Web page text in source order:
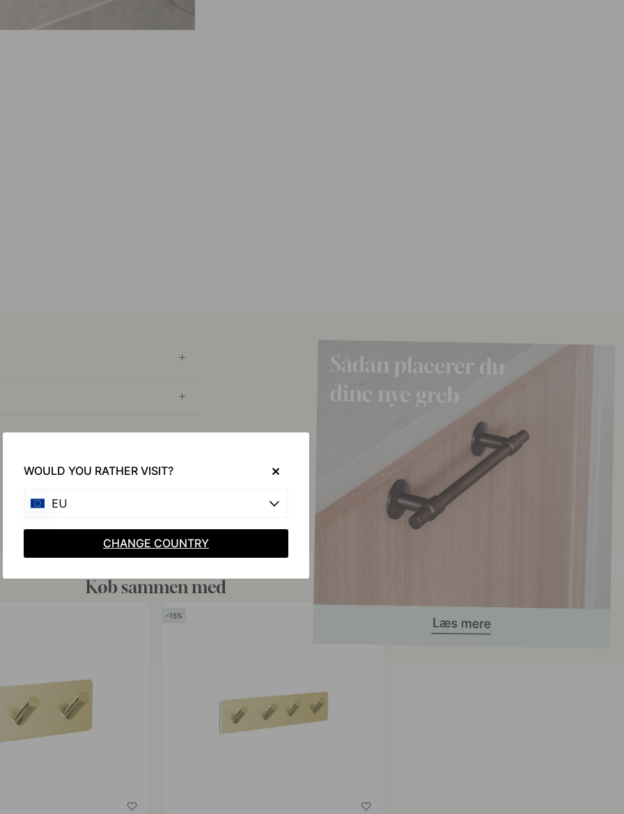
Køb sammen med
15
WOULD YOU RATHER VISIT?
EU
CHANGE COUNTRY